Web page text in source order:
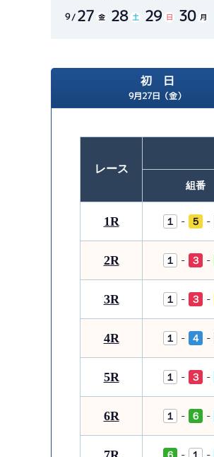
レース結果一覧
モーター抽選結果・
前検タイムランキング
9 27 金 28 土 29 日 30 月
初 日
9月27日（金）
レース
組番
1R １ - ５ -
2R １ - ３ -
3R １ - ３ -
4R １ - ４ -
5R １ - ３ -
6R １ - ６ -